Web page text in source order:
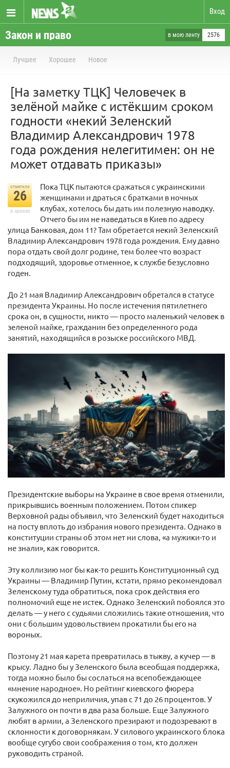
Вход
Закон и право в мою ленту 2576
Лучшее Хорошее Новое
[На заметку ТЦК] Человечек в
зелёной майке с истёкшим сроком
годности «некий Зеленский
Владимир Александрович 1978
года рождения нелегитимен: он не
может отдавать приказы»
отметили
26
в архиве
Пока ТЦК пытаются сражаться с украинскими
женщинами и драться с братками в ночных
клубах, хотелось бы дать им полезную наводку.
Отчего бы им не наведаться в Киев по адресу
улица Банковая, дом 11? Там обретается некий Зеленский
Владимир Александрович 1978 года рождения. Ему давно
пора отдать свой долг родине, тем более что возраст
подходящий, здоровье отменное, к службе безусловно
годен.
До 21 мая Владимир Александрович обретался в статусе
президента Украины. Но после истечения пятилетнего
срока он, в сущности, никто — просто маленький человек в
зеленой майке, гражданин без определенного рода
занятий, находящийся в розыске российского МВД.
Президентские выборы на Украине в свое время отменили,
прикрывшись военным положением. Потом спикер
Верховной рады объявил, что Зеленский будет находиться
на посту вплоть до избрания нового президента. Однако в
конституции страны об этом нет ни слова, «а мужики-то и
не знали», как говорится.
Эту коллизию мог бы как-то решить Конституционный суд
Украины — Владимир Путин, кстати, прямо рекомендовал
Зеленскому туда обратиться, пока срок действия его
полномочий еще не истек. Однако Зеленский побоялся это
делать — у него с судьями сложились такие отношения, что
они с большим удовольствием прокатили бы его на
вороных.
Поэтому 21 мая карета превратилась в тыкву, а кучер — в
крысу. Ладно бы у Зеленского была всеобщая поддержка,
тогда можно было бы сослаться на всепобеждающее
«мнение народное». Но рейтинг киевского фюрера
скукожился до неприличия, упав с 71 до 26 процентов. У
Залужного он почти в два раза больше. Еще Залужного
любят в армии, а Зеленского презирают и подозревают в
склонности к договорнякам. У силового украинского блока
вообще сугубо свои соображения о том, кто должен
руководить страной.